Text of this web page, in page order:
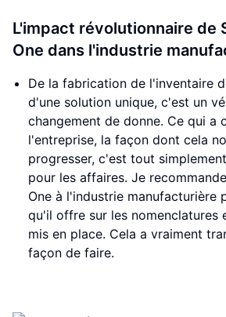
L'impact révolutionnaire de
One dans l'industrie
De la fabrication de l'inventaire
d'une solution unique, c'est un
changement de donne. Ce qui a
l'entreprise, la façon dont cela
progresser, c'est tout
pour les affaires. Je
One à l'industrie manufacturière
qu'il offre sur les nomenclatures
mis en place. Cela a vraiment
façon de faire.